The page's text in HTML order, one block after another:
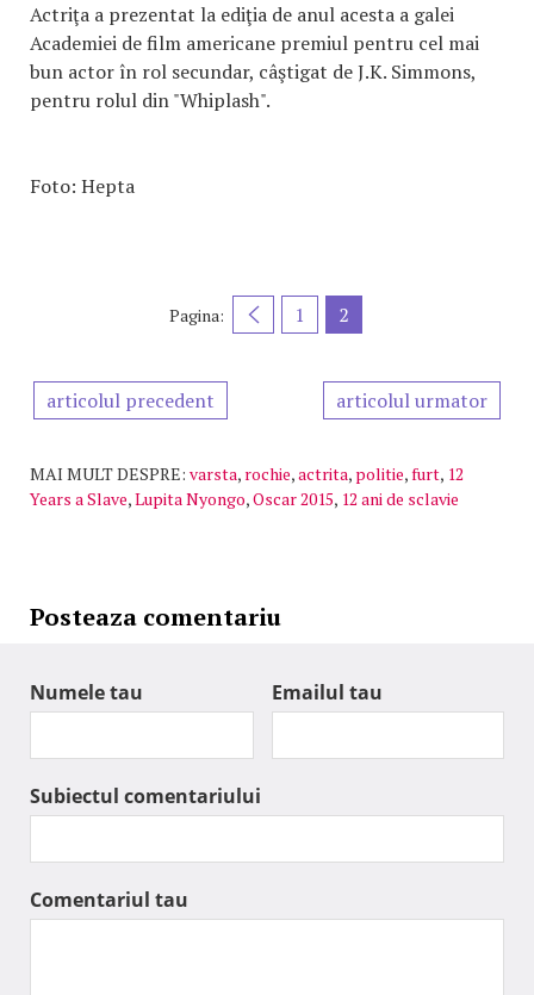
Actriţa a prezentat la ediţia de anul acesta a galei
Academiei de film americane premiul pentru cel mai
bun actor în rol secundar, câştigat de J.K. Simmons,
pentru rolul din "Whiplash".
Foto: Hepta
Pagina: 1 2
articolul precedent articolul urmator
MAI MULT DESPRE: varsta, rochie,actrita, politie,furt, 12
Years a Slave,Lupita Nyongo,Oscar 2015, 12 ani de sclavie
Posteaza comentariu
Numele tau Emailul tau
Subiectul comentariului
Comentariul tau